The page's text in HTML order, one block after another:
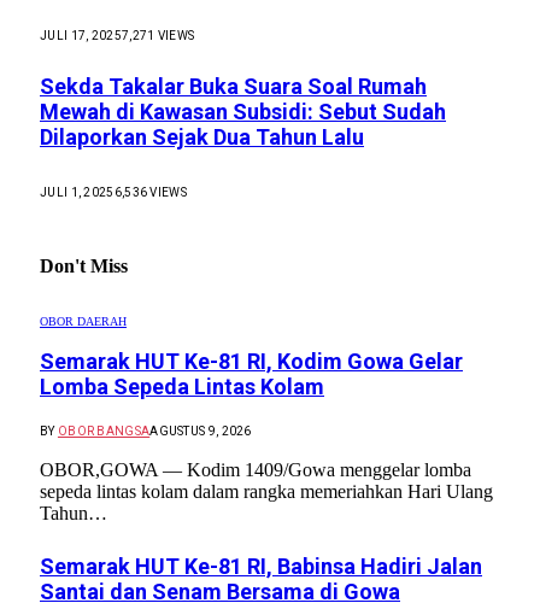
JULI 17, 20257,271 VIEWS
Sekda Takalar Buka Suara Soal Rumah
Mewah di Kawasan Subsidi: Sebut Sudah
Dilaporkan Sejak Dua Tahun Lalu
JULI 1, 2025 6,536VIEWS
Don't Miss
OBOR DAERAH
Semarak HUT Ke-81 RI, Kodim Gowa Gelar
Lomba Sepeda Lintas Kolam
BY OBOR BANGSAAGUSTUS 9, 2026
OBOR,GOWA — Kodim 1409/Gowa menggelar lomba
sepeda lintas kolam dalam rangka memeriahkan Hari Ulang
Tahun…
Semarak HUT Ke-81 RI, Babinsa Hadiri Jalan
Santai dan Senam Bersama di Gowa